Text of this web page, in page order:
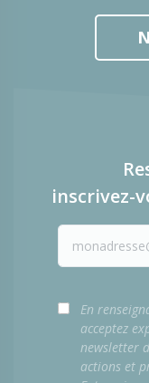
inscrivez-
En
acceptez
newsletter
actions et